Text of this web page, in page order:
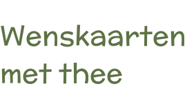
Wenskaarten
met thee